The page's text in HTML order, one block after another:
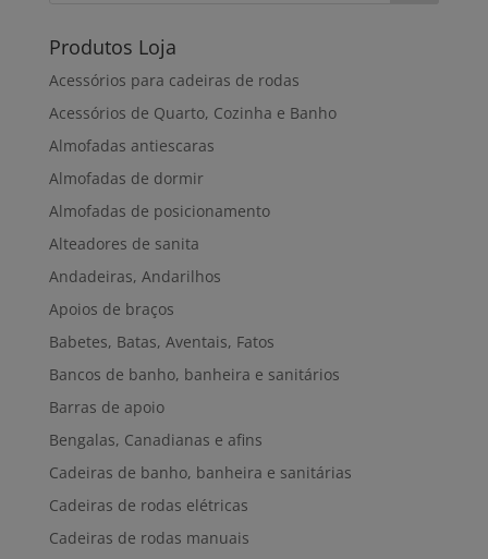
Produtos Loja
Acessórios para cadeiras de rodas
Acessórios de Quarto, Cozinha e Banho
Almofadas antiescaras
Almofadas de dormir
Almofadas de posicionamento
Alteadores de sanita
Andadeiras, Andarilhos
Apoios de braços
Babetes, Batas, Aventais, Fatos
Bancos de banho, banheira e sanitários
Barras de apoio
Bengalas, Canadianas e afins
Cadeiras de banho, banheira e sanitárias
Cadeiras de rodas elétricas
Cadeiras de rodas manuais